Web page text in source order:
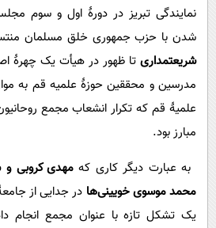
نمایندگی تبریز در دورۀ اول و سوم
شدن با حزب جمهوری خلق مسلمان
شریعتمداری تا ظهور در هیأت یک چهرۀ
مدرسین و محققین حوزۀ علمیه قم به
علمیۀ قم که تکرار انشعاب مجمع
مبارز بود.
به عبارت دیگر کاری کهمهدی کروبی
محمد موسوی خویینی‌ها در جدایی از
یک تشکل تازه با عنوان مجمع انجام